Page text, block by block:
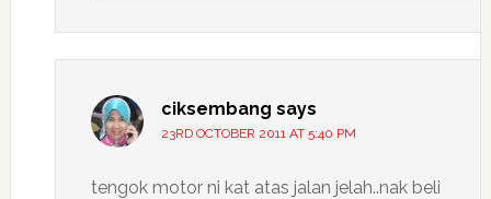
ciksembang says
23RD OCTOBER 2011 AT 5:40 PM
tengok motor ni kat atas jalan jelah..nak beli